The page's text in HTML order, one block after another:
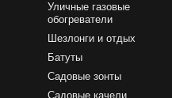
Уличные газовые
обогреватели
Шезлонги и отдых
Батуты
Садовые зонты
Садовые качели